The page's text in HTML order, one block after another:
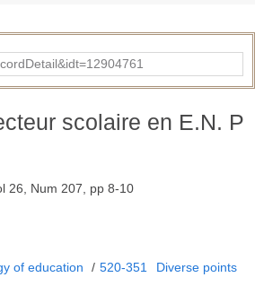
scolaire en E.N. P
26, Num 207, pp 8-10
of education / 520-351 Diverse points